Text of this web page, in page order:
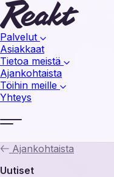
Palvelut
Asiakkaat
Tietoa meistä
Ajankohtaista
Töihin meille
Yhteys
Ajankohtaista
Uutiset